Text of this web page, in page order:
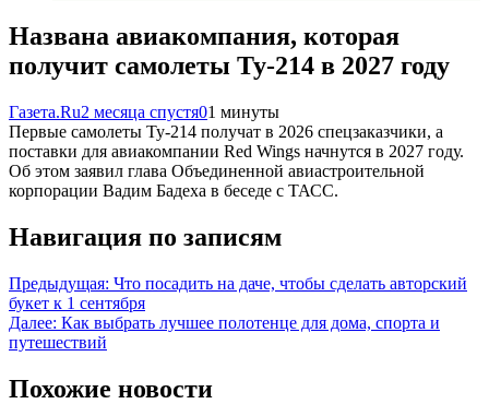
Названа авиакомпания, которая
получит самолеты Ту-214 в 2027 году
Газета.Ru2 месяца спустя01 минуты
Первые самолеты Ту-214 получат в 2026 спецзаказчики, а
поставки для авиакомпании Red Wings начнутся в 2027 году.
Об этом заявил глава Объединенной авиастроительной
корпорации Вадим Бадеха в беседе с ТАСС.
Навигация по записям
Предыдущая: Что посадить на даче, чтобы сделать авторский
букет к 1 сентября
Далее: Как выбрать лучшее полотенце для дома, спорта и
путешествий
Похожие новости